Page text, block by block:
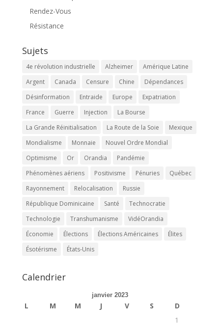
Rendez-Vous
Résistance
Sujets
4e révolution industrielle Alzheimer
Amérique Latine
Argent
Canada Censure Chine
Dépendances
Désinformation
Entraide Europe
Expatriation
France
Guerre Injection
La Bourse
La Grande Réinitialisation
La Route de la Soie
Mexique
Mondialisme
Monnaie
Nouvel Ordre Mondial
Optimisme
Or Orandia
Pandémie
Phénomènes aériens
Positivisme Pénuries
Québec
Rayonnement
Relocalisation
Russie
République Dominicaine
Santé
Technocratie
Technologie
Transhumanisme
VidéOrandia
Économie
Élections Élections Américaines
Élites
Ésotérisme
États-Unis
Calendrier
janvier 2023
L M M J V S
D
1